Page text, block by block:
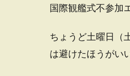
国際観艦式不参加
ちょうど土曜日（
は避けたほうがい